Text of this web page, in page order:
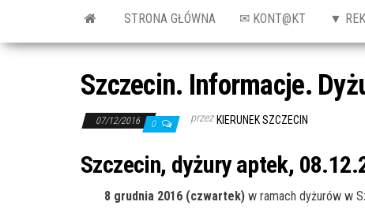
STRONA GŁÓWNA ✉ KONT@KT ▼
Szczecin. Informacje.
07/12/2016 0 przez KIERUNEK SZCZECIN
Szczecin, dyżury aptek,
8 grudnia 2016 (czwartek) w ramach dyżurów w